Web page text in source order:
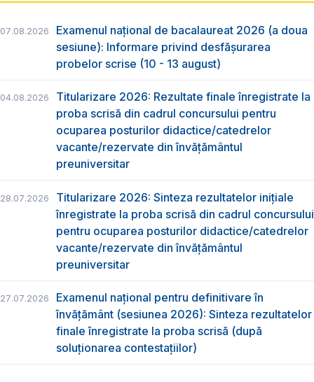
07.08.2026
Examenul național de bacalaureat 2026 (a doua
sesiune): Informare privind desfășurarea
probelor scrise (10 - 13 august)
04.08.2026
Titularizare 2026: Rezultate finale înregistrate la
proba scrisă din cadrul concursului pentru
ocuparea posturilor didactice/catedrelor
vacante/rezervate din învăţământul
preuniversitar
28.07.2026
Titularizare 2026: Sinteza rezultatelor inițiale
înregistrate la proba scrisă din cadrul concursului
pentru ocuparea posturilor didactice/catedrelor
vacante/rezervate din învăţământul
preuniversitar
27.07.2026
Examenul național pentru definitivare în
învățământ (sesiunea 2026): Sinteza rezultatelor
finale înregistrate la proba scrisă (după
soluționarea contestațiilor)